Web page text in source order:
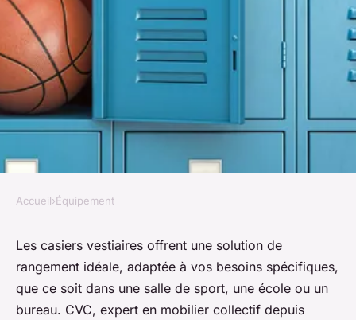
ÉQUIPEMENT
Casiers vestiaires : votre
solution de rangement sur
mesure
Accueil›Équipement
Les casiers vestiaires offrent une solution de
rangement idéale, adaptée à vos besoins spécifiques,
que ce soit dans une salle de sport, une école ou un
bureau. CVC, expert en mobilier collectif depuis